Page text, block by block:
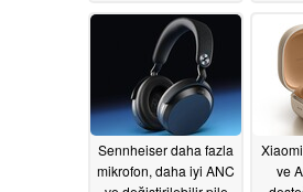
07/02/2026
Sennheiser daha fazla
mikrofon, daha iyi ANC
ve